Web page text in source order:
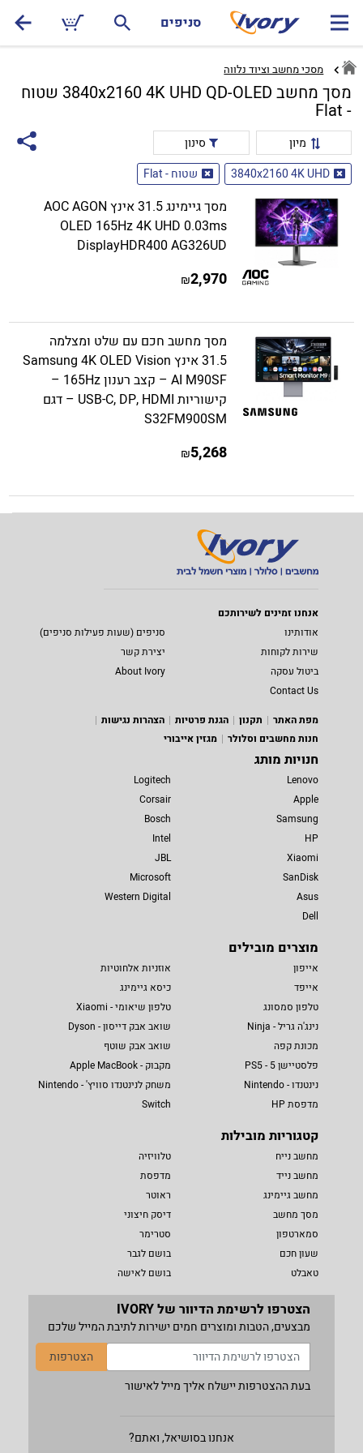
סניפים
מסכי מחשב וציוד נלווה
מסך מחשב 3840x2160 4K UHD QD-OLED שטוח
- Flat
מיון
סינון
3840x2160 4K UHD
שטוח - Flat
מסך גיימינג 31.5 אינץ AOC AGON
OLED 165Hz 4K UHD 0.03ms
DisplayHDR400 AG326UD
2,970
₪
מסך מחשב חכם עם שלט ומצלמה
31.5 אינץ Samsung 4K OLED Vision
AI M90SF – קצב רענון 165Hz –
קישוריות USB-C, DP, HDMI – דגם
S32FM900SM
5,268
₪
אנחנו זמינים לשירותכם
אודותינו
סניפים (שעות פעילות סניפים)
שירות לקוחות
יצירת קשר
ביטול עסקה
About Ivory
Contact Us
מפת האתר
תקנון הגנת פרטיות
הצהרות נגישות
חנות מחשבים וסלולר
מגזין אייבורי
חנויות מותג
Lenovo
Apple
Samsung
HP
Xiaomi
SanDisk
Asus
Dell
Logitech
Corsair
Bosch
Intel
JBL
Microsoft
Western Digital
מוצרים מובילים
אייפון
אייפד
טלפון סמסונג
נינג'ה גריל - Ninja
מכונת קפה
פלסטיישן 5 - PS5
נינטנדו - Nintendo
מדפסת HP
אוזניות אלחוטיות
כיסא גיימינג
טלפון שיאומי - Xiaomi
שואב אבק דייסון - Dyson
שואב אבק שוטף
מקבוק - Apple MacBook
משחק לנינטנדו סוויץ' - Nintendo
Switch
קטגוריות מובילות
מחשב נייח
מחשב נייד
מחשב גיימינג
מסך מחשב
סמארטפון
שעון חכם
טאבלט
טלוויזיה
מדפסת
ראוטר
דיסק חיצוני
סטרימר
בושם לגבר
בושם לאישה
הצטרפו לרשימת הדיוור של IVORY
מבצעים, הטבות ומוצרים חמים ישירות לתיבת המייל שלכם
הצטרפות
בעת ההצטרפות יישלח אליך מייל לאישור
אנחנו בסושיאל, ואתם?